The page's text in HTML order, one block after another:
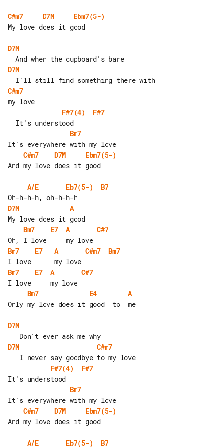
C#m7 D7M
Ebm7(5-)
My love does it good
D7M
D7M
C#m7
F#7(4)
F#7
Bm7
C#m7
D7M
Ebm7(5-)
And my love does it good
A/E Eb7(5-)
B7
D7M
A
Bm7
E7 A
C#7
Bm7
E7 A C#m7
Bm7
Bm7
E7 A
C#7
Bm7
E4
A
Only my love does it good  to  me
D7M
D7M
C#m7
F#7(4)
F#7
Bm7
C#m7
D7M
Ebm7(5-)
And my love does it good
A/E Eb7(5-)
B7